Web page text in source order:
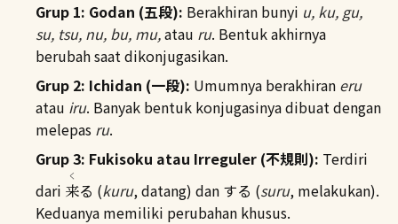
Grup 1: Godan (五段): Berakhiran bunyi u, ku, gu,
su, tsu, nu, bu, mu,atau ru. Bentuk akhirnya
berubah saat dikonjugasikan.
Grup 2: Ichidan (一段): Umumnya berakhiran eru
atau iru. Banyak bentuk konjugasinya dibuat dengan
melepas ru.
Grup 3: Fukisoku atau Irreguler (不規則): Terdiri
dari 来
く
る (kuru, datang) dan する (suru, melakukan).
Keduanya memiliki perubahan khusus.